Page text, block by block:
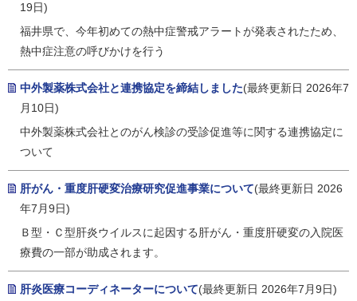
19日)
福井県で、今年初めての熱中症警戒アラートが発表されたため、
熱中症注意の呼びかけを行う
中外製薬株式会社と連携協定を締結しました(最終更新日 2026年7
月10日)
中外製薬株式会社とのがん検診の受診促進等に関する連携協定に
ついて
肝がん・重度肝硬変治療研究促進事業について(最終更新日 2026
年7月9日)
Ｂ型・Ｃ型肝炎ウイルスに起因する肝がん・重度肝硬変の入院医
療費の一部が助成されます。
肝炎医療コーディネーターについて(最終更新日 2026年7月9日)